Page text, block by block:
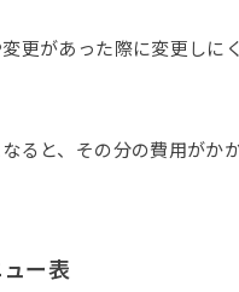
更があった際に変更しに
ると、その分の費用がか
ー表